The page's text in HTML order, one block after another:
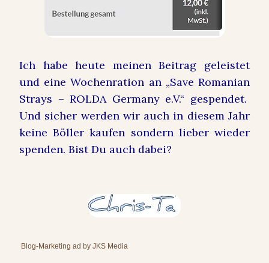
Ich habe heute meinen Beitrag geleistet
und eine Wochenration an „Save Romanian
Strays – ROLDA Germany e.V.“ gespendet.
Und sicher werden wir auch in diesem Jahr
keine Böller kaufen sondern lieber wieder
spenden. Bist Du auch dabei?
Blog-Marketing ad by JKS Media